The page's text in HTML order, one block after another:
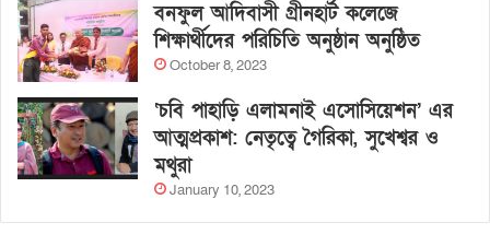
বনফুল আদিবাসী গ্রীনহার্ট কলেজে
শিক্ষার্থীদের পরিচিতি অনুষ্ঠান অনুষ্ঠিত
October 8, 2023
‘চবি পাহাড়ি এলামনাই এসোসিয়েশন’ এর
আত্মপ্রকাশ: নেতৃত্বে গৈরিকা, সুখেশ্বর ও
মথুরা
January 10, 2023